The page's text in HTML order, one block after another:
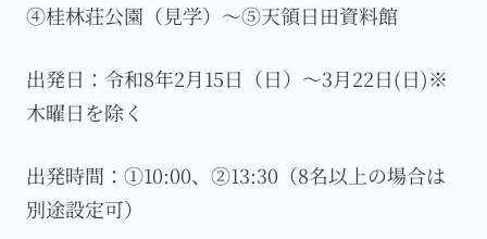
④桂林荘公園（見学）～⑤天領日田資料館
出発日：令和8年2月15日（日）～3月22日(日)※
木曜日を除く
出発時間：①10:00、②13:30（8名以上の場合は
別途設定可）